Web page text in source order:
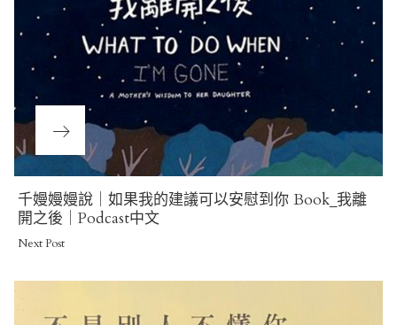
Next
Post
千嫚嫚嫚說｜如果我的建議可以安慰到你 Book_我離
開之後｜Podcast中文
Next Post